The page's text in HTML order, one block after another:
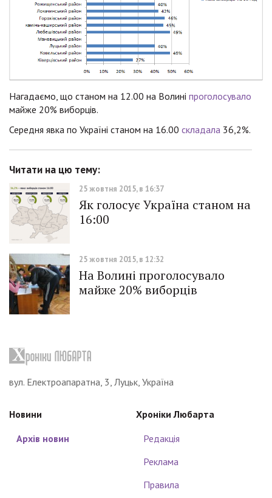
Нагадаємо, що станом на 12.00 на Волині проголосувало
майже 20% виборців.
Середня явка по Україні станом на 16.00 складала 36,2%.
Читати на цю тему:
25 жовтня 2015, в 16:37
Як голосує Україна станом на
16:00
25 жовтня 2015, в 12:32
На Волині проголосувало
майже 20% виборців
вул. Електроапаратна, 3, Луцьк, Україна
Новини
Архів новин
Хроніки Любарта
Редакція
Реклама
Правила